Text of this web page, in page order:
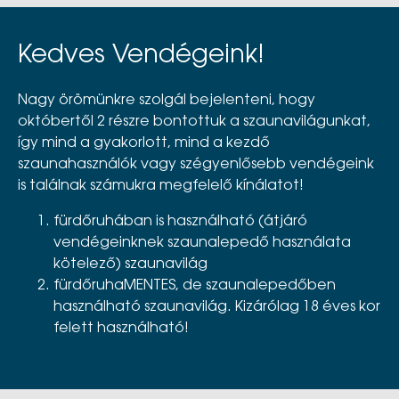
Kedves Vendégeink!
Nagy örömünkre szolgál bejelenteni, hogy
októbertől 2 részre bontottuk a szaunavilágunkat,
így mind a gyakorlott, mind a kezdő
szaunahasználók vagy szégyenlősebb vendégeink
is találnak számukra megfelelő kínálatot!
fürdőruhában is használható (átjáró
vendégeinknek szaunalepedő használata
kötelező) szaunavilág
fürdőruhaMENTES, de szaunalepedőben
használható szaunavilág. Kizárólag 18 éves kor
felett használható!